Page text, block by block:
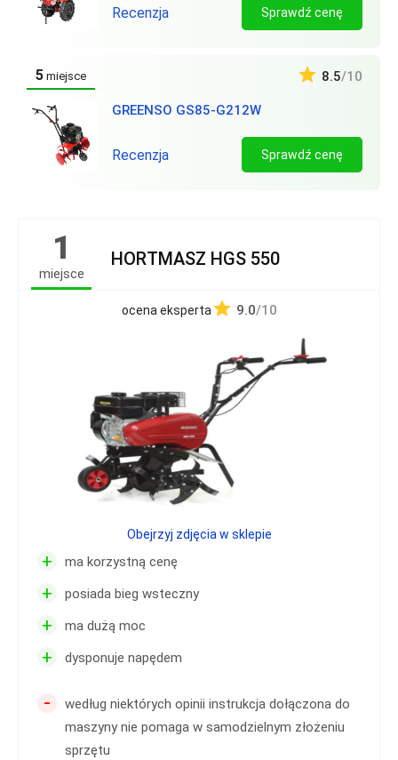
Recenzja Sprawdź cenę
5 miejsce
GREENSO GS85-G212W
8.5/10
Recenzja Sprawdź cenę
1
miejsce
HORTMASZ HGS 550
ocena eksperta 9.0/10
+ ma korzystną cenę
+ posiada bieg wsteczny
+ ma dużą moc
+ dysponuje napędem
-
według niektórych opinii instrukcja dołączona do
maszyny nie pomaga w samodzielnym złożeniu
sprzętu
Obejrzyj zdjęcia w sklepie